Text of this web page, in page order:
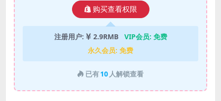
购买查看权限
注册用户: 2.9RMB VIP会员: 免费
永久会员: 免费
已有10 人解锁查看